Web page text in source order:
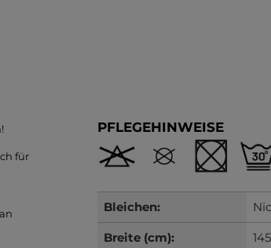
für
PFLEGEHINWEISE
Bleichen:
Breite (cm):